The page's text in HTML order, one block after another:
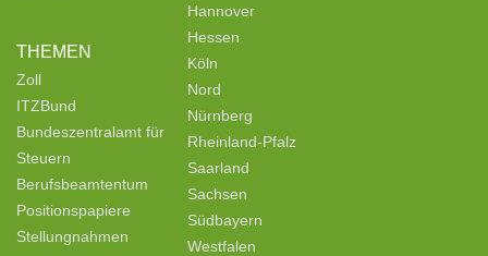
THEMEN
Zoll
ITZBund
Bundeszentralamt für
Steuern
Berufsbeamtentum
Positionspapiere
Stellungnahmen
Hannover
Hessen
Köln
Nord
Nürnberg
Rheinland-Pfalz
Saarland
Sachsen
Südbayern
Westfalen